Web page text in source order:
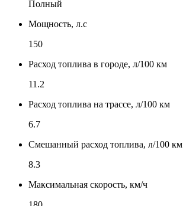
Полный
Мощность, л.с
150
Расход топлива в городе, л/100 км
11.2
Расход топлива на трассе, л/100 км
6.7
Смешанный расход топлива, л/100 км
8.3
Максимальная скорость, км/ч